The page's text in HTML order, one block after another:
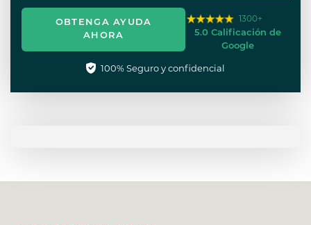
OBTENGA AYUDA
AHORA
1300+
5.0 Calificación de
Google
100% Seguro y confidencial